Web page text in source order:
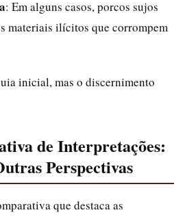
: Em alguns casos, porcos sujos
materiais ilícitos que corrompem
inicial, mas o discernimento
de Interpretações:
Perspectivas
que destaca as